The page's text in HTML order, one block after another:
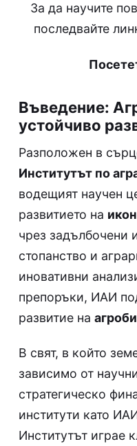
За да научите
последвайте
Въведение:
устойчиво
Разположен в
Институтът по
водещият научен
развитието на
чрез задълбочени
стопанство и
иновативни
препоръки, ИАИ
развитие на
В свят, в който
зависимо от
стратегическо
институти като
Институтът играе